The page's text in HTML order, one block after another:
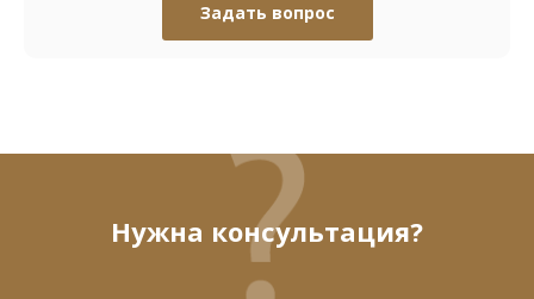
Задать вопрос
Нужна консультация?